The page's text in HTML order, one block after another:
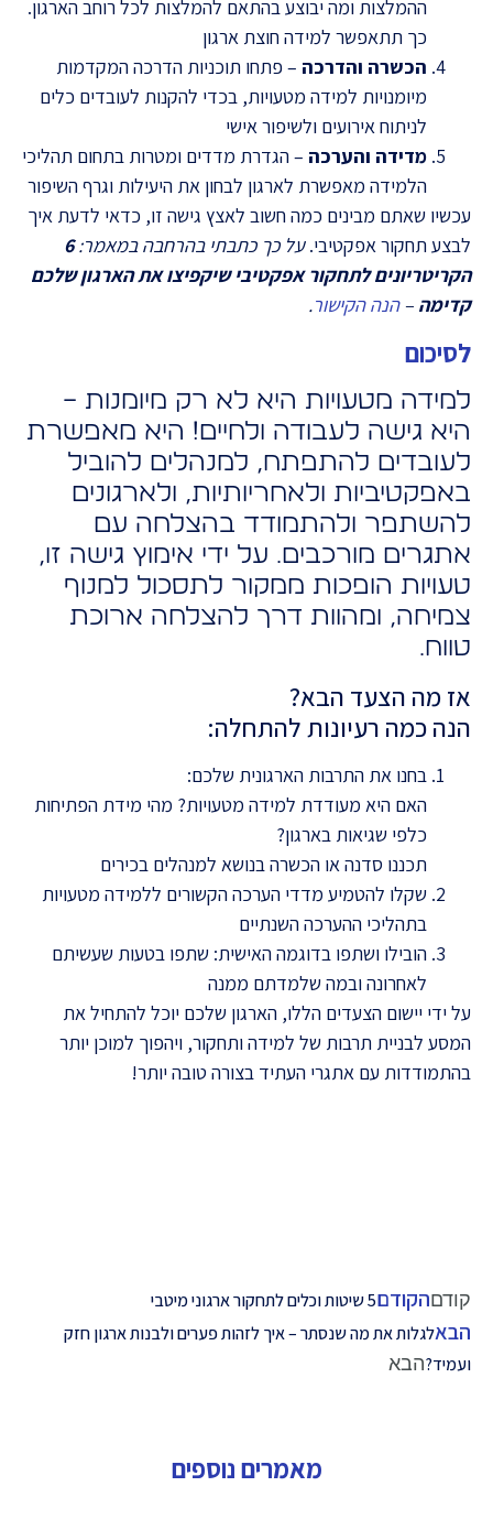
ההמלצות ומה יבוצע בהתאם להמלצות לכל רוחב הארגון.
כך תתאפשר למידה חוצת ארגון
הכשרה והדרכה – פתחו תוכניות הדרכה המקדמות
מיומנויות למידה מטעויות, בכדי להקנות לעובדים כלים
לניתוח אירועים ולשיפור אישי
מדידה והערכה – הגדרת מדדים ומטרות בתחום תהליכי
הלמידה מאפשרת לארגון לבחון את היעילות וגרף השיפור
עכשיו שאתם מבינים כמה חשוב לאצץ גישה זו, כדאי לדעת איך
לבצע תחקור אפקטיבי.על כך כתבתי בהרחבה במאמר:6
הקריטריונים לתחקור אפקטיבי שיקפיצו את הארגון שלכם
קדימה –הנה הקישור.
לסיכום
למידה מטעויות היא לא רק מיומנות –
היא גישה לעבודה ולחיים! היא מאפשרת
לעובדים להתפתח, למנהלים להוביל
באפקטיביות ולאחריותיות, ולארגונים
להשתפר ולהתמודד בהצלחה עם
אתגרים מורכבים. על ידי אימוץ גישה זו,
טעויות הופכות ממקור לתסכול למנוף
צמיחה, ומהוות דרך להצלחה ארוכת
טווח.
אז מה הצעד הבא?
הנה כמה רעיונות להתחלה:
בחנו את התרבות הארגונית שלכם:
האם היא מעודדת למידה מטעויות? מהי מידת הפתיחות
כלפי שגיאות בארגון?
תכננו סדנה או הכשרה בנושא למנהלים בכירים
שקלו להטמיע מדדי הערכה הקשורים ללמידה מטעויות
בתהליכי ההערכה השנתיים
הובילו ושתפו בדוגמה האישית: שתפו בטעות שעשיתם
לאחרונה ובמה שלמדתם ממנה
על ידי יישום הצעדים הללו, הארגון שלכם יוכל להתחיל את
המסע לבניית תרבות של למידה ותחקור, ויהפוך למוכן יותר
בהתמודדות עם אתגרי העתיד בצורה טובה יותר!
קודםהקודם5 שיטות וכלים לתחקור ארגוני מיטבי
הבאלגלות את מה שנסתר – איך לזהות פערים ולבנות ארגון חזק
ועמיד?הבא
מאמרים נוספים